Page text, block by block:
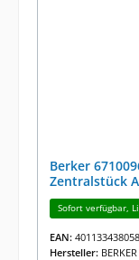
Berker
Zentralstück
Sofort verfügbar,
EAN:
Hersteller: BERKER